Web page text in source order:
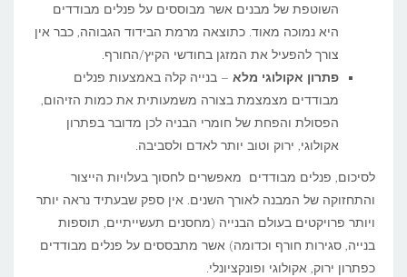
השוטפת של מבנים אשר מבוססים על פנלים מבודדים
היא נמוכה מאוד. כתוצאה מרמת הבידוד הגבוהה, כבר אין
צורך להפעיל את המזגן בחודשי הקיץ/החורף.
פתרון אקולוגי מלא – בנייה קלה באמצעות פנלים
מבודדים מצמצמת בצורה משמעותית את כמות הזיהום,
הפסולת והפחת של חומרי הבניה לכן מדובר בפתרון
אקולוגי, ירוק וטוב יותר לאדם ולסביבה.
לסיכום, פנלים מבודדים מאפשרים לחסוך בעלויות הייצור
והתחזוקה של המבנה לאורך השנים. אין ספק שבעתיד נראה יותר
ויותר פרויקטים בעולם הבנייה (מחסנים תעשייתיים, תוספות
בנייה, סגירות חורף וכדומה) אשר מתבססים על פנלים מבודדים
כפתרון ירוק, אקולוגי ופונקציונלי.